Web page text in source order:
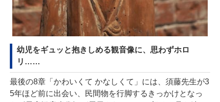
幼児をギュッと抱きしめる観音像に、思わずホロ
リ……
最後の8章「かわいくて かなしくて」には、須藤先生が3
5年ほど前に出会い、民間物を行脚するきっかけとなっ